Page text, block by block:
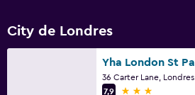
City de Londres
36 Carter Lane, Londres
7,9
3 estrellas